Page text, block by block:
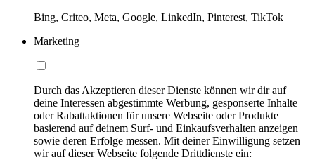
Bing, Criteo, Meta, Google, LinkedIn, Pinterest, TikTok
Marketing
Durch das Akzeptieren dieser Dienste können wir dir auf
deine Interessen abgestimmte Werbung, gesponserte Inhalte
oder Rabattaktionen für unsere Webseite oder Produkte
basierend auf deinem Surf- und Einkaufsverhalten anzeigen
sowie deren Erfolge messen. Mit deiner Einwilligung setzen
wir auf dieser Webseite folgende Drittdienste ein: